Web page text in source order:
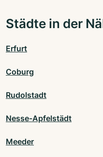
Städte in der
Erfurt
Coburg
Rudolstadt
Nesse-Apfelstädt
Meeder